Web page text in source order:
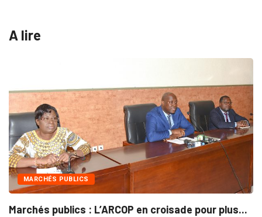
A lire
pour plus...
INTÉGRATION RÉGIONALE